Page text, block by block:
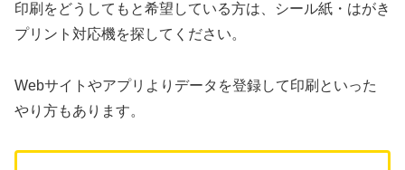
印刷をどうしてもと希望している方は、シール紙・はがき
プリント対応機を探してください。
Webサイトやアプリよりデータを登録して印刷といった
やり方もあります。